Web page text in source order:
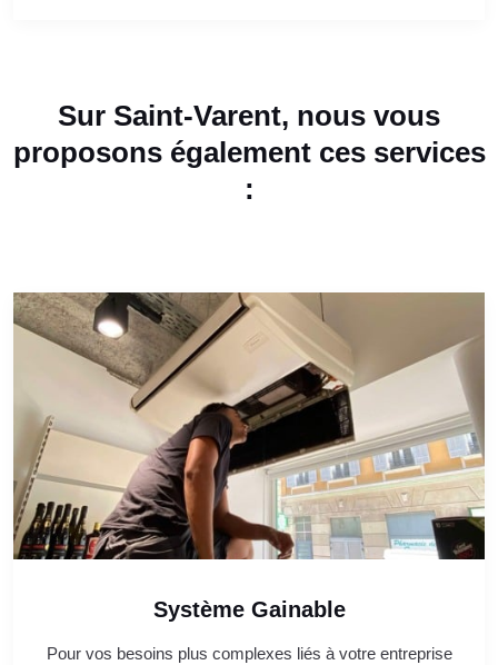
Sur Saint-Varent, nous vous
proposons également ces services
:
Système Gainable
Pour vos besoins plus complexes liés à votre entreprise